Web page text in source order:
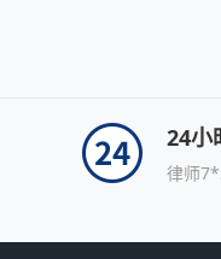
24小
律师